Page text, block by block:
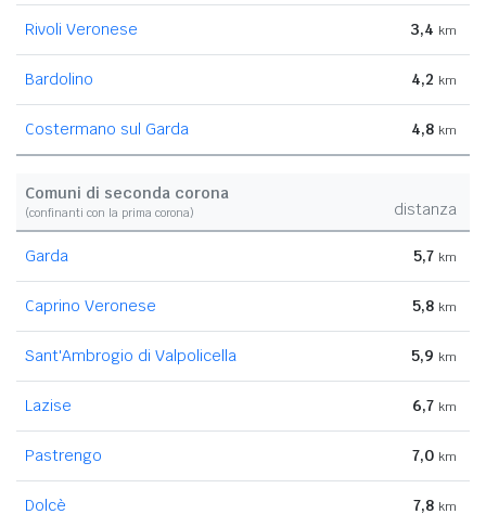
Rivoli Veronese 3,4 km
Bardolino 4,2 km
Costermano sul Garda 4,8 km
Comuni di seconda corona
(confinanti con la prima corona) distanza
Garda 5,7 km
Caprino Veronese 5,8 km
Sant'Ambrogio di Valpolicella 5,9 km
Lazise 6,7 km
Pastrengo 7,0 km
Dolcè 7,8 km